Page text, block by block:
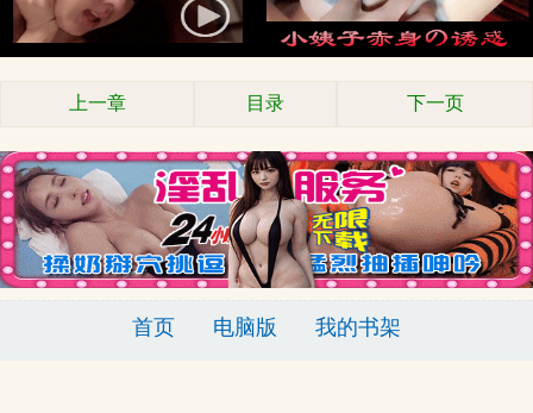
上一章 目录 下一页
首页 电脑版 我的书架